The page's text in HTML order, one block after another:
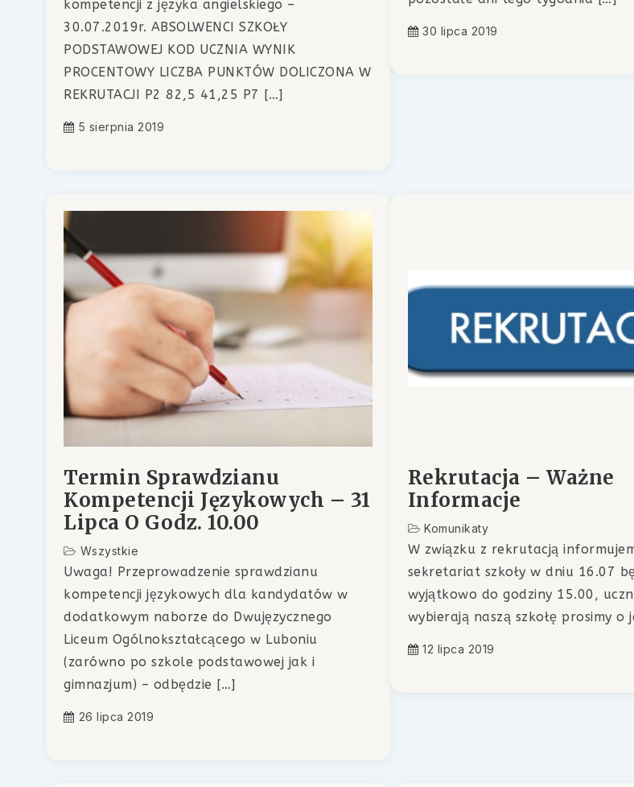
kompetencji z języka angielskiego –
30.07.2019r. ABSOLWENCI SZKOŁY
PODSTAWOWEJ KOD UCZNIA WYNIK
PROCENTOWY LICZBA PUNKTÓW DOLICZONA W
REKRUTACJI P2 82,5 41,25 P7 […]
5 sierpnia 2019
30 lipca 2019
Termin Sprawdzianu
Kompetencji Językowych – 31
Lipca O Godz. 10.00
Wszystkie
Uwaga! Przeprowadzenie sprawdzianu
kompetencji językowych dla kandydatów w
dodatkowym naborze do Dwujęzycznego
Liceum Ogólnokształcącego w Luboniu
(zarówno po szkole podstawowej jak i
gimnazjum) – odbędzie […]
26 lipca 2019
Rekrutacja – Ważne
Informacje
Komunikaty
W związku z rekrutacją
sekretariat szkoły w dniu 16.07
wyjątkowo do godziny 15.00,
wybierają naszą szkołę prosimy o
12 lipca 2019